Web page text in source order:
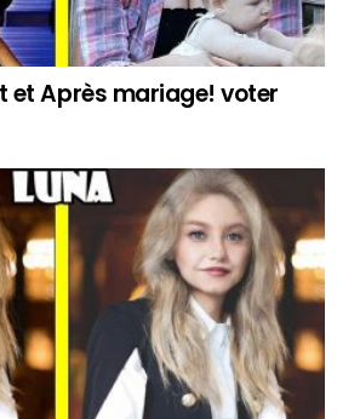
et Après mariage! voter